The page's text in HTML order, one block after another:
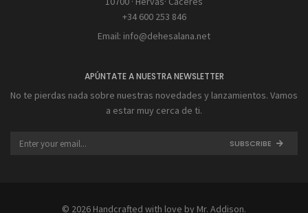
+34 600 253 846
Email: info@dehesalana.net
APÚNTATE A NUESTRA NEWSLETTER
No te pierdas nada sobre nuestras novedades y lanzamientos. Vamos
a estar muy cerca de ti.
SUBSCRIBE
© 2026 Handcrafted with love by Mr. Addison.